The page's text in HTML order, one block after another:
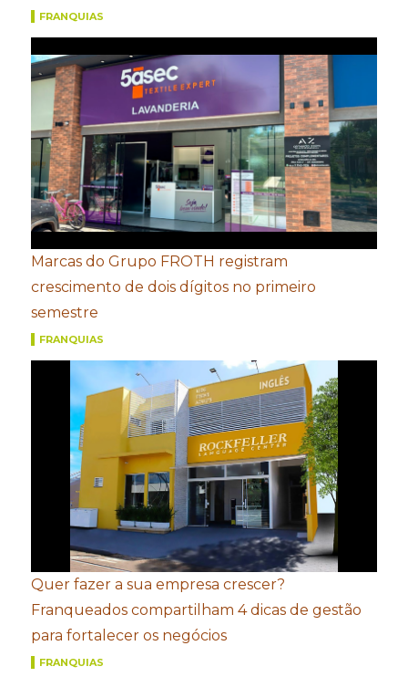
FRANQUIAS
Marcas do Grupo FROTH registram
crescimento de dois dígitos no primeiro
semestre
FRANQUIAS
Quer fazer a sua empresa crescer?
Franqueados compartilham 4 dicas de gestão
para fortalecer os negócios
FRANQUIAS